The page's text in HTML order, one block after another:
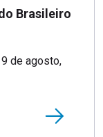
Brasileiro
de agosto,